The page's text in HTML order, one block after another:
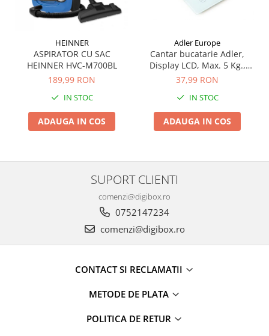
Friteuze
Masini de paine
Mixer
Mixer vertical
Plita gaz
Storcator fructe
HEINNER
ASPIRATOR CU SAC
HEINNER HVC-M700BL
189,99 RON
IN STOC
ADAUGA IN COS
Adler Europe
Cantar bucatarie Adler,
Display LCD, Max. 5 Kg.,
gradatie de 1gram, auto
37,99 RON
IN STOC
ADAUGA IN COS
SUPORT CLIENTI
comenzi@digibox.ro
0752147234
comenzi@digibox.ro
CONTACT SI RECLAMATII
METODE DE PLATA
POLITICA DE RETUR